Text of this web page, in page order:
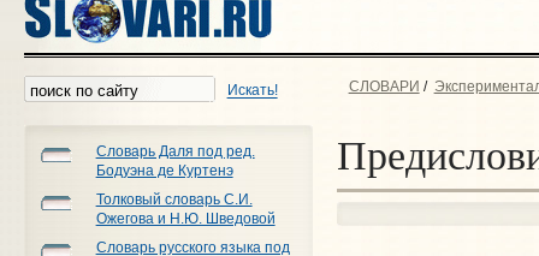
Искать!
Словарь Даля под ред.
Бодуэна де Куртенэ
Толковый словарь С.И.
Ожегова и Н.Ю. Шведовой
Словарь русского языка под
СЛОВАРИ /